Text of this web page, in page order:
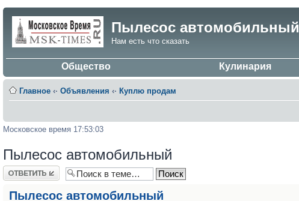
Пылесос автомобильный
Нам есть что сказать
Общество Кулинария
Главное ‹· Объявления ‹· Куплю продам
Московское время 17:53:03
Пылесос автомобильный
Ответить
Пылесос автомобильный